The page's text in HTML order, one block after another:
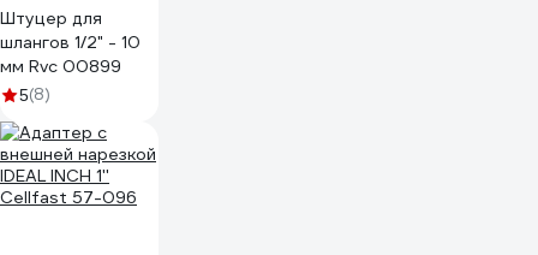
Штуцер для
шлангов 1/2" - 10
мм Rvc 00899
5(8)